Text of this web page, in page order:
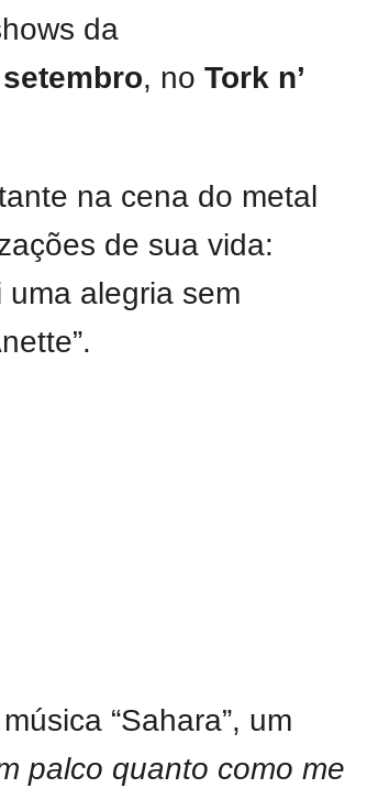
da
, no Tork n’
na cena do metal
de sua vida:
alegria sem
“Sahara”, um
palco quanto como me